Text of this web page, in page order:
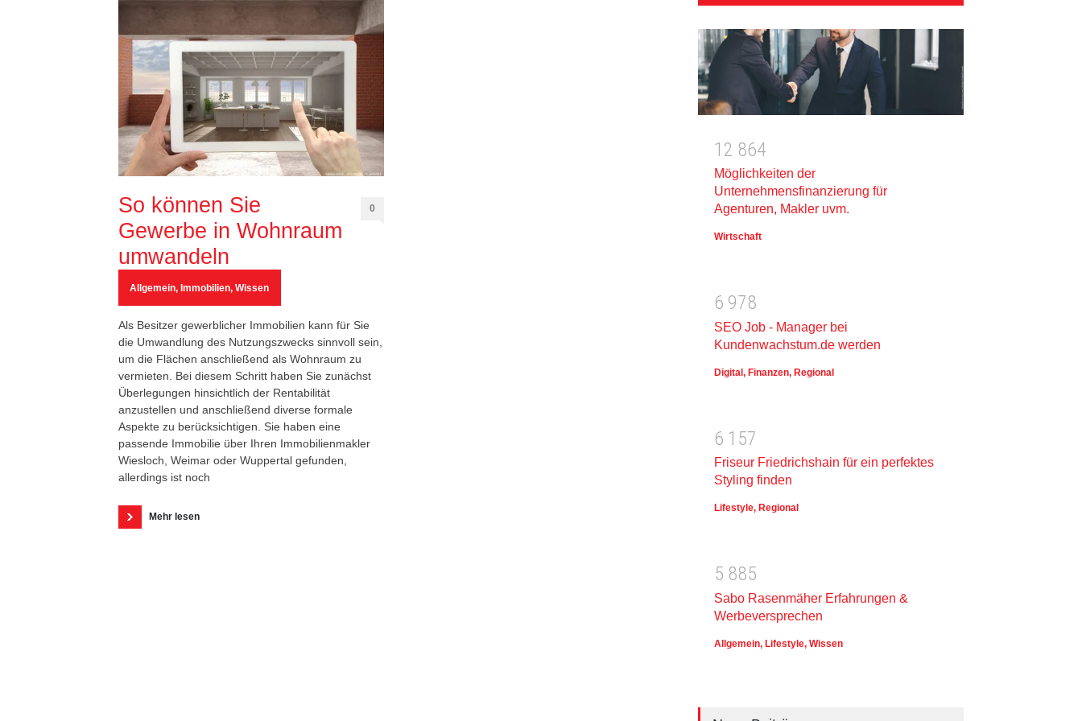
So können Sie
Gewerbe in Wohnraum
umwandeln
0
Allgemein, Immobilien, Wissen
Als Besitzer gewerblicher Immobilien kann für Sie
die Umwandlung des Nutzungszwecks sinnvoll sein,
um die Flächen anschließend als Wohnraum zu
vermieten. Bei diesem Schritt haben Sie zunächst
Überlegungen hinsichtlich der Rentabilität
anzustellen und anschließend diverse formale
Aspekte zu berücksichtigen. Sie haben eine
passende Immobilie über Ihren Immobilienmakler
Wiesloch, Weimar oder Wuppertal gefunden,
allerdings ist noch
Mehr lesen
1 2 864
Möglichkeiten der
Unternehmensfinanzierung für
Agenturen, Makler uvm.
Wirtschaft
6 978
SEO Job - Manager bei
Kundenwachstum.de werden
Digital , Finanzen, Regional
6 1 57
Friseur Friedrichshain für ein perfektes
Styling finden
Lifestyle, Regional
5 885
Sabo Rasenmäher Erfahrungen &
Werbeversprechen
Allgemein, Lifestyle, Wissen